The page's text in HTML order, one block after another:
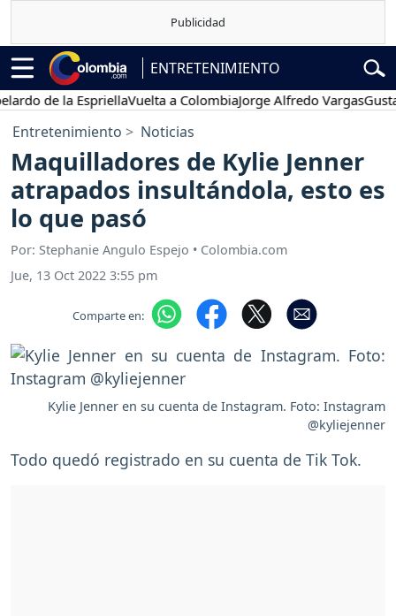
ENTRETENIMIENTO
la EspriellaVuelta a ColombiaJorge Alfredo VargasGustavo
Entretenimiento Noticias
Maquilladores de Kylie Jenner
atrapados insultándola, esto es
lo que pasó
Por: Stephanie Angulo Espejo • Colombia.com
Jue, 13 Oct 2022 3:55 pm
Comparte en:
Kylie Jenner en su cuenta de Instagram. Foto: Instagram
@kyliejenner
Todo quedó registrado en su cuenta de Tik Tok.